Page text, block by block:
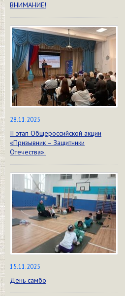
ВНИМАНИЕ!
28.11.2025
II этап Общероссийской акции
«Призывник – Защитники
Отечества».
15.11.2025
День самбо